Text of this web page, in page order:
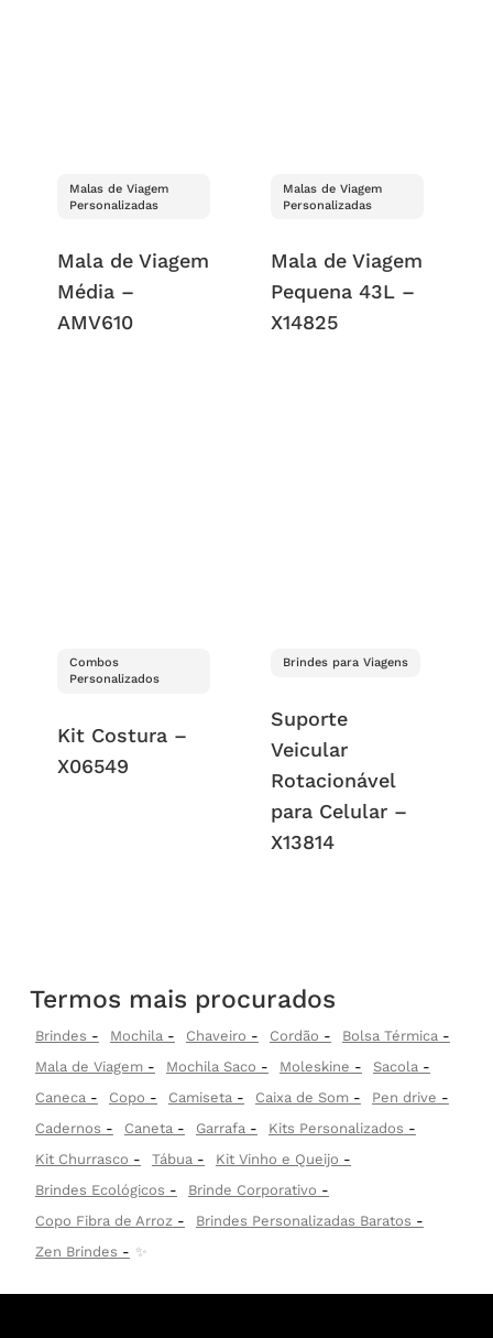
Malas de Viagem
Personalizadas
Mala de Viagem
Média –
AMV610
Malas de Viagem
Personalizadas
Mala de Viagem
Pequena 43L –
X14825
Combos
Personalizados
Kit Costura –
X06549
Brindes para Viagens
Suporte
Veicular
Rotacionável
para Celular –
X13814
Termos mais procurados
Brindes Mochila Chaveiro Cordão
Bolsa Térmica
Mala de Viagem
Mochila Saco Moleskine
Sacola
Caneca
Copo Camiseta Caixa de Som
Pen drive
Cadernos
Caneta Garrafa
Kits Personalizados
Kit Churrasco
Tábua
Kit Vinho e Queijo
Brindes Ecológicos
Brinde Corporativo
Copo Fibra de Arroz
Brindes Personalizadas Baratos
Zen Brindes
✨